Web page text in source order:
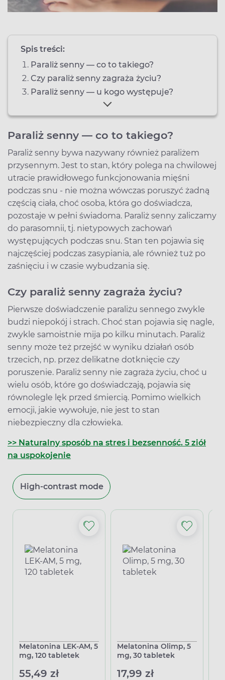
Spis treści:
Paraliż senny — co to takiego?
Czy paraliż senny zagraża życiu?
Paraliż senny — u kogo występuje?
Paraliż senny — co to takiego?
Paraliż senny bywa nazywany również paraliżem
przysennym. Jest to stan, który polega na chwilowej
utracie prawidłowego funkcjonowania mięśni
podczas snu - nie można wówczas poruszyć żadną
częścią ciała, choć osoba, która go doświadcza,
pozostaje w pełni świadoma. Paraliż senny zaliczamy
do parasomnii, tj. nietypowych zachowań
występujących podczas snu. Stan ten pojawia się
najczęściej podczas zasypiania, ale również tuż po
zaśnięciu i w czasie wybudzania się.
Czy paraliż senny zagraża życiu?
Pierwsze doświadczenie paraliżu sennego zwykle
budzi niepokój i strach. Choć stan pojawia się nagle,
zwykle samoistnie mija po kilku minutach. Paraliż
senny może też przejść w wyniku działań osób
trzecich, np. przez delikatne dotknięcie czy
poruszenie. Paraliż senny nie zagraża życiu, choć u
wielu osób, które go doświadczają, pojawia się
równolegle lęk przed śmiercią. Pomimo wielkich
emocji, jakie wywołuje, nie jest to stan
niebezpieczny dla człowieka.
>> Naturalny sposób na stres i bezsenność. 5 ziół
na uspokojenie
High-contrast mode
Melatonina LEK-AM, 5
mg, 120 tabletek
55,49 zł
Melatonina Olimp, 5
mg, 30 tabletek
17,99 zł